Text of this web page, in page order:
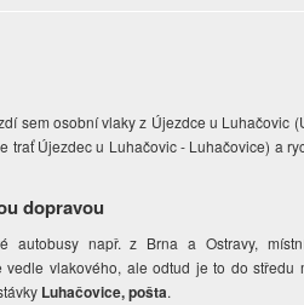
sem osobní vlaky z Újezdce u Luhačovic
trať Újezdec u Luhačovic - Luhačovice) a
dopravou
autobusy např. z Brna a Ostravy,
vlakového, ale odtud je to do středu
Luhačovice, pošta.